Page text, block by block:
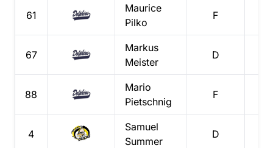
61
Maurice
Pilko
F
67
Markus
Meister
D
88
Mario
Pietschnig
F
4
Samuel
Summer
D